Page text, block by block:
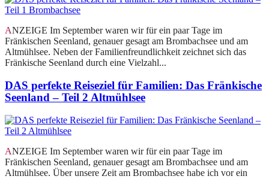
ANZEIGE Im September waren wir für ein paar Tage im
Fränkischen Seenland, genauer gesagt am Brombachsee und am
Altmühlsee. Neben der Familienfreundlichkeit zeichnet sich das
Fränkische Seenland durch eine Vielzahl...
DAS perfekte Reiseziel für Familien: Das Fränkische
Seenland – Teil 2 Altmühlsee
ANZEIGE Im September waren wir für ein paar Tage im
Fränkischen Seenland, genauer gesagt am Brombachsee und am
Altmühlsee. Über unsere Zeit am Brombachsee habe ich vor ein